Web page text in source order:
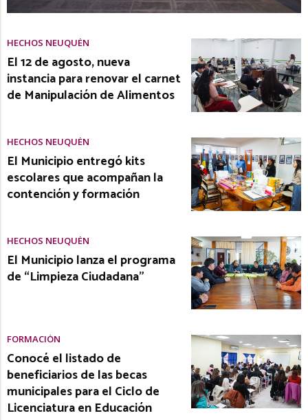
HECHOS NEUQUÉN
El 12 de agosto, nueva
instancia para renovar el carnet
de Manipulación de Alimentos
HECHOS NEUQUÉN
El Municipio entregó kits
escolares que acompañan la
contención y formación
HECHOS NEUQUÉN
El Municipio lanza el programa
de “Limpieza Ciudadana”
FORMACIÓN
Conocé el listado de
beneficiarios de las becas
municipales para el Ciclo de
Licenciatura en Educación